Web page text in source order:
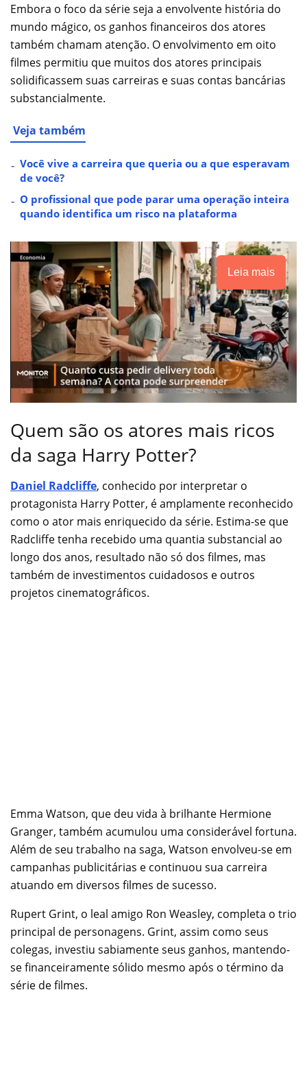
Embora o foco da série seja a envolvente história do
mundo mágico, os ganhos financeiros dos atores
também chamam atenção. O envolvimento em oito
filmes permitiu que muitos dos atores principais
solidificassem suas carreiras e suas contas bancárias
substancialmente.
Veja também
Você vive a carreira que queria ou a que esperavam
de você?
O profissional que pode parar uma operação inteira
quando identifica um risco na plataforma
Leia mais
Quem são os atores mais ricos
da saga Harry Potter?
Daniel Radcliffe, conhecido por interpretar o
protagonista Harry Potter, é amplamente reconhecido
como o ator mais enriquecido da série. Estima-se que
Radcliffe tenha recebido uma quantia substancial ao
longo dos anos, resultado não só dos filmes, mas
também de investimentos cuidadosos e outros
projetos cinematográficos.
Emma Watson, que deu vida à brilhante Hermione
Granger, também acumulou uma considerável fortuna.
Além de seu trabalho na saga, Watson envolveu-se em
campanhas publicitárias e continuou sua carreira
atuando em diversos filmes de sucesso.
Rupert Grint, o leal amigo Ron Weasley, completa o trio
principal de personagens. Grint, assim como seus
colegas, investiu sabiamente seus ganhos, mantendo-
se financeiramente sólido mesmo após o término da
série de filmes.